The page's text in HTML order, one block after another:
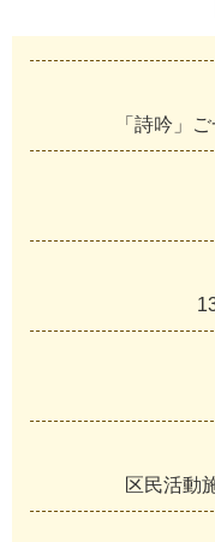
「詩吟」
区民活